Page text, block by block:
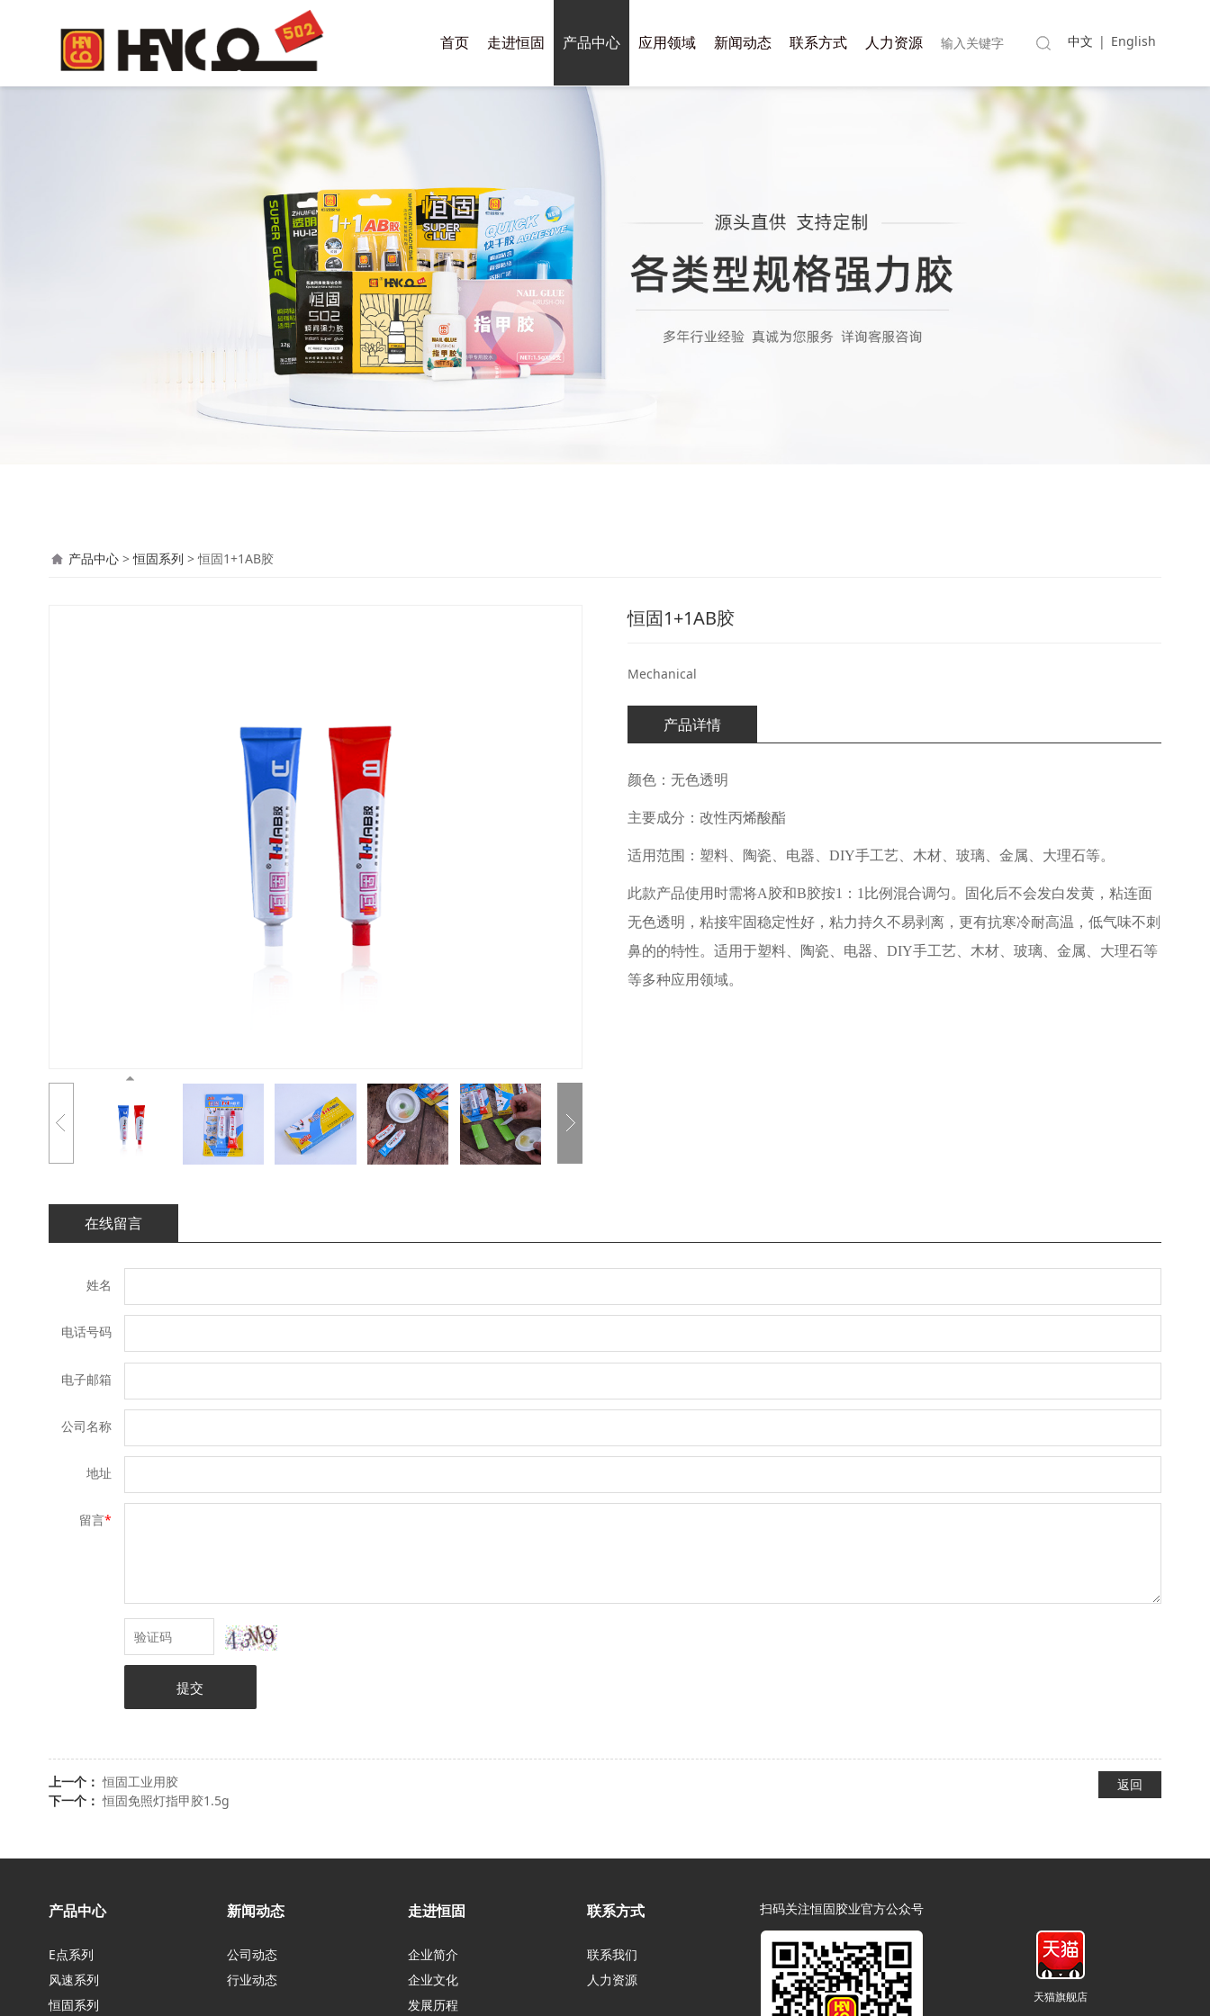
中文 | English
首页 走进恒固 产品中心 应用领域 新闻动态 联系方式 人力资源
恒固1+1AB胶
产品中心>恒固系列 >恒固1+1AB胶
恒固1+1AB胶
Mechanical
产品详情
颜色：无色透明
主要成分：改性丙烯酸酯
适用范围：塑料、陶瓷、电器、DIY手工艺、木材、玻璃、金属、大理石等。
此款产品使用时需将A胶和B胶按1：1比例混合调匀。固化后不会发白发黄，粘连面
无色透明，粘接牢固稳定性好，粘力持久不易剥离，更有抗寒冷耐高温，低气味不刺
鼻的的特性。适用于塑料、陶瓷、电器、DIY手工艺、木材、玻璃、金属、大理石等
等多种应用领域。
在线留言
姓名
电话号码
电子邮箱
公司名称
地址
留言*
提交
上一个：恒固工业用胶
下一个：恒固免照灯指甲胶1.5g
返回
产品中心
E点系列
风速系列
恒固系列
新闻动态
公司动态
行业动态
走进恒固
企业简介
企业文化
发展历程
联系方式
联系我们
人力资源
扫码关注恒固胶业官方公众号
天猫旗舰店